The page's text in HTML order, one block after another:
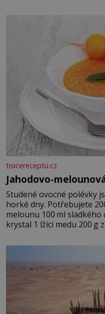
tisicereceptu.cz
Jahodovo-
Studené ovocné polévky
horké dny. Potřebujete 200 g jahod 600 g žlutého
melounu 100 ml
krystal 1 lžíci medu 200 g